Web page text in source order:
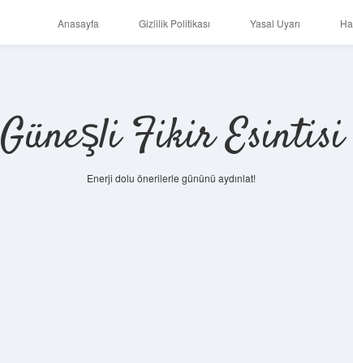
Anasayfa Gizlilik Politikası Yasal Uyarı
Güneşli Fikir Esintisi
Enerji dolu önerilerle gününü aydınlat!